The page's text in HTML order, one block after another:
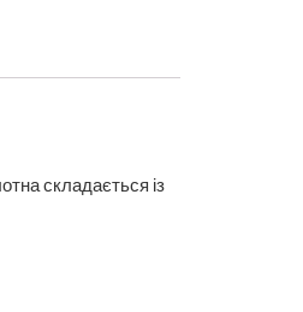
складається із